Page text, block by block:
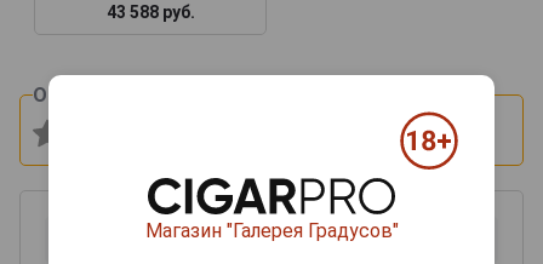
43 588 руб.
Оцените и напишите отзыв:
Магазин "Галерея Градусов"